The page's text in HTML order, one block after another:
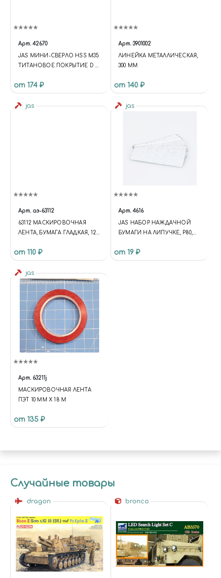
Арт. 42670
JAS МИНИ-СВЕРЛО HSS M35
ТИТАНОВОЕ ПОКРЫТИЕ D 1,1
от 174 ₽
Арт. 3901002
ЛИНЕЙКА МЕТАЛЛИЧЕСКАЯ,
300 ММ
от 140 ₽
jas
Арт. аэ-63112
63112 МАСКИРОВОЧНАЯ
ЛЕНТА, БУМАГА ГЛАДКАЯ, 12
от 110 ₽
jas
Арт. 4616
JAS НАБОР НАЖДАЧНОЙ
БУМАГИ НА ЛИПУЧКЕ, P80,
от 19 ₽
jas
Арт. 63211j
МАСКИРОВОЧНАЯ ЛЕНТА
ПЭТ 10 ММ Х 18 М
от 135 ₽
Случайные товары
dragon bronco